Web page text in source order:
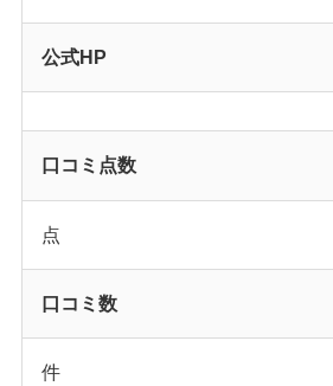
公式HP
口コミ点数
点
口コミ数
件